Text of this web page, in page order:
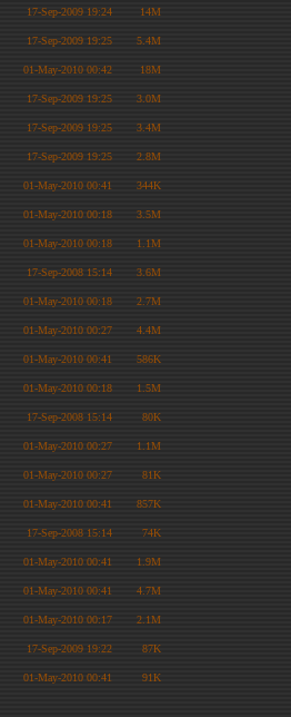
17-Sep-2009 19:24 14M
17-Sep-2009 19:25 5.4M
01-May-2010 00:42 18M
17-Sep-2009 19:25 3.0M
17-Sep-2009 19:25 3.4M
17-Sep-2009 19:25 2.8M
01-May-2010 00:41 344K
01-May-2010 00:18 3.5M
01-May-2010 00:18 1.1M
17-Sep-2008 15:14 3.6M
01-May-2010 00:18 2.7M
01-May-2010 00:27 4.4M
01-May-2010 00:41 586K
01-May-2010 00:18 1.5M
17-Sep-2008 15:14 80K
01-May-2010 00:27 1.1M
01-May-2010 00:27 81K
01-May-2010 00:41 857K
17-Sep-2008 15:14 74K
01-May-2010 00:41 1.9M
01-May-2010 00:41 4.7M
01-May-2010 00:17 2.1M
17-Sep-2009 19:22 87K
01-May-2010 00:41 91K